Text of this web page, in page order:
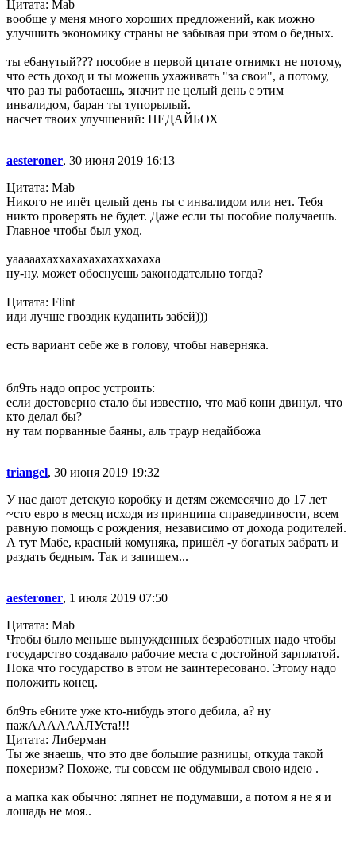
Цитата: Mab
вообще у меня много хороших предложений, как можно
улучшить экономику страны не забывая при этом о бедных.
ты е6анутый??? пособие в первой цитате отнимкт не потому,
что есть доход и ты можешь ухаживать "за свои", а потому,
что раз ты работаешь, значит не целый день с этим
инвалидом, баран ты тупорылый.
насчет твоих улучшений: НЕДАЙБОХ
aesteroner, 30 июня 2019 16:13
Цитата: Mab
Никого не ипёт целый день ты с инвалидом или нет. Тебя
никто проверять не будет. Даже если ты пособие получаешь.
Главное чтобы был уход.
уааааахаххахахахахаххахаха
ну-ну. может обоснуешь законодательно тогда?
Цитата: Flint
иди лучше гвоздик куданить забей)))
есть вариант себе же в голову, чтобы наверняка.
бл9ть надо опрос устроить:
если достоверно стало бы известно, что маб кони двинул, что
кто делал бы?
ну там порванные баяны, аль траур недайбожа
triangel, 30 июня 2019 19:32
У нас дают детскую коробку и детям ежемесячно до 17 лет
~сто евро в месяц исходя из принципа справедливости, всем
равную помощь с рождения, независимо от дохода родителей.
А тут Мабе, красный комуняка, пришёл -у богатых забрать и
раздать бедным. Так и запишем...
aesteroner, 1 июля 2019 07:50
Цитата: Mab
Чтобы было меньше вынужденных безработных надо чтобы
государство создавало рабочие места с достойной зарплатой.
Пока что государство в этом не заинтересовано. Этому надо
положить конец.
бл9ть е6ните уже кто-нибудь этого дебила, а? ну
пажААААААЛУста!!!
Цитата: Либерман
Ты же знаешь, что это две большие разницы, откуда такой
похеризм? Похоже, ты совсем не обдумывал свою идею .
а мапка как обычно: ляпнет не подумавши, а потом я не я и
лошадь не моя..